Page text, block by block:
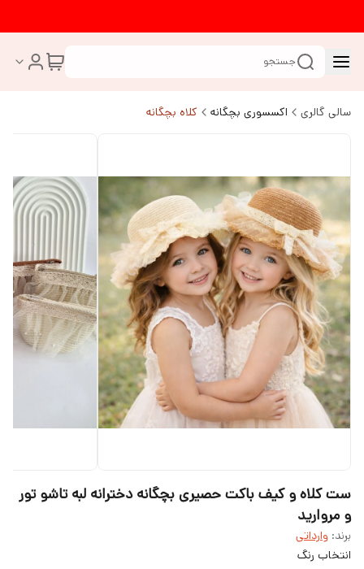
جستجو
سالی گالری اکسسوری بچگانه کلاه بچگانه
ست کلاه و کیف باکت حصیری بچگانه دخترانه لبه تاشو تور
و مروارید
برند: وارداتی
انتخاب رنگ